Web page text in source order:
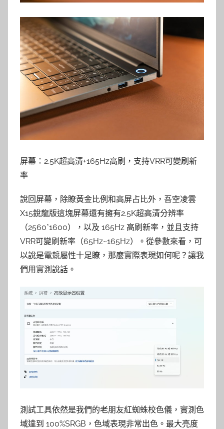
屏幕：2.5K超高清+165Hz高刷，支持VRR可變刷新
率
說回屏幕，除瞭黃金比例和高屏占比外，吾空凌雲
X15銳龍版這塊屏幕還有擁有2.5K超高清分辨率
（2560*1600），以及 165Hz 高刷新率，並且支持
VRR可變刷新率（65Hz~165Hz）。從參數來看，可
以說是電競屬性十足瞭，那麼實際表現如何呢？讓我
們用實測說話。
測試工具依然是我們的老朋友紅蜘蛛校色儀，實測色
域達到 100%SRGB，色域表現非常出色。最大亮度